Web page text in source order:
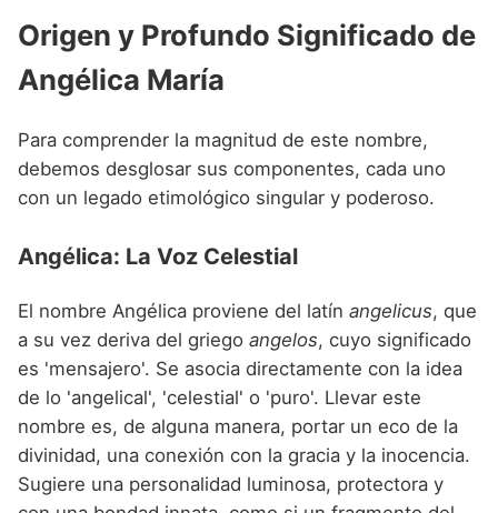
Origen y Profundo Significado de
Angélica María
Para comprender la magnitud de este nombre,
debemos desglosar sus componentes, cada uno
con un legado etimológico singular y poderoso.
Angélica: La Voz Celestial
El nombre Angélica proviene del latín angelicus, que
a su vez deriva del griego angelos, cuyo significado
es 'mensajero'. Se asocia directamente con la idea
de lo 'angelical', 'celestial' o 'puro'. Llevar este
nombre es, de alguna manera, portar un eco de la
divinidad, una conexión con la gracia y la inocencia.
Sugiere una personalidad luminosa, protectora y